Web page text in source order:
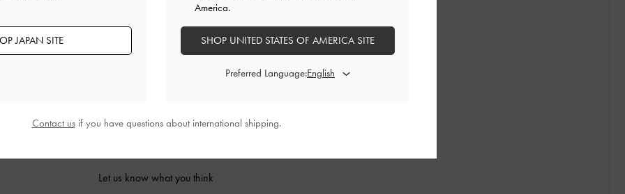
カスタマーレビュー
Let us know what you think
JAPAN SITE
America.
SHOP UNITED STATES OF AMERICA SITE
Preferred Language:
Contact usif you have questions about international shipping.